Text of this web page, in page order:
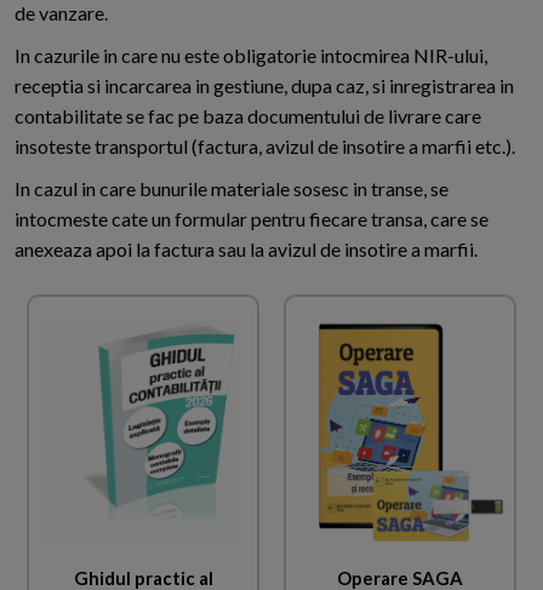
de vanzare.
In cazurile in care nu este obligatorie intocmirea NIR-ului,
receptia si incarcarea in gestiune, dupa caz, si inregistrarea in
contabilitate se fac pe baza documentului de livrare care
insoteste transportul (factura, avizul de insotire a marfii etc.).
In cazul in care bunurile materiale sosesc in transe, se
intocmeste cate un formular pentru fiecare transa, care se
anexeaza apoi la factura sau la avizul de insotire a marfii.
Ghidul practic al
Operare SAGA